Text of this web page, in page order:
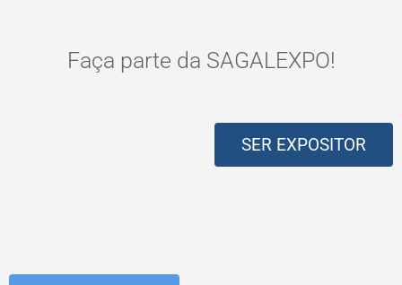
Faça parte da SAGALEXPO!
SER EXPOSITOR